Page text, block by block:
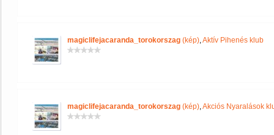
magiclifejacaranda_torokorszag (kép),Aktív Pihenés klub
magiclifejacaranda_torokorszag (kép),Akciós Nyaralások